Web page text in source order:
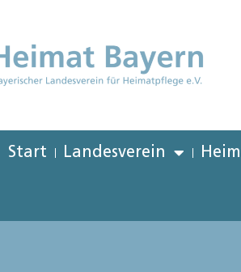
Start Landesverein